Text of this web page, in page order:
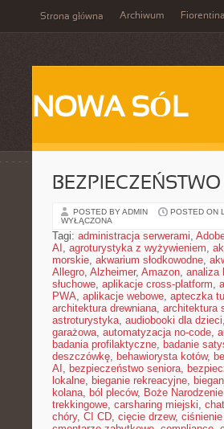
Strona główna Archiwum Fiorentina
NOWA SÓL
POSTED BY ADMIN POSTED ON
WYŁĄCZONA
Tagi: administracja serwerami,
AI , agroturystyka z wyżywieniem,
morskie, akwarium słodkowodne,
Allegro, Alzheimer, Amazon, analiza
słuchowe, aplikacje cross-platform,
PWA, aplikacje webowe, apteczka
architektura drewniana, architektura
astroturystyka, audiobooki dla dzieci,
garażowa, automatyzacja no-code,
badania profilaktyczne, badanie
deszczówkę, behawiorysta kotów,
AI , bezpieczeństwo seniora,
lokalne, bieganie rekreacyjne,
kolana, ból pleców, Boże
trekkingowe, carsharing miejski,
chóry, CI CD, cięcie drzew,